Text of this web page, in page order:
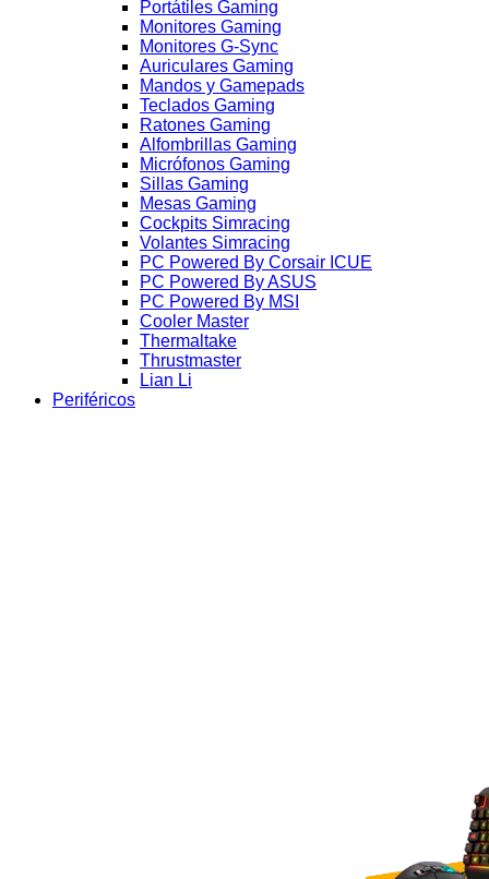
Portátiles Gaming
Monitores Gaming
Monitores G-Sync
Auriculares Gaming
Mandos y Gamepads
Teclados Gaming
Ratones Gaming
Alfombrillas Gaming
Micrófonos Gaming
Sillas Gaming
Mesas Gaming
Cockpits Simracing
Volantes Simracing
PC Powered By Corsair ICUE
PC Powered By ASUS
PC Powered By MSI
Cooler Master
Thermaltake
Thrustmaster
Lian Li
Periféricos